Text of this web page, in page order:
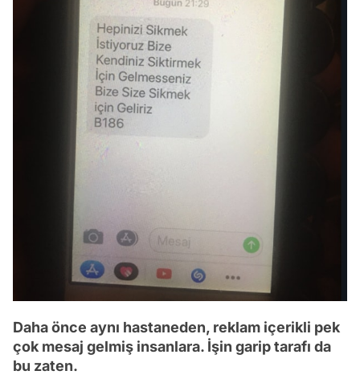
Daha önce aynı hastaneden, reklam içerikli pek
çok mesaj gelmiş insanlara. İşin garip tarafı da
bu zaten.